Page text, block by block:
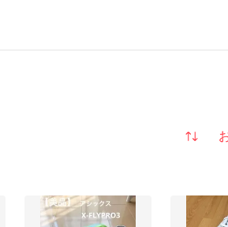
並び替え